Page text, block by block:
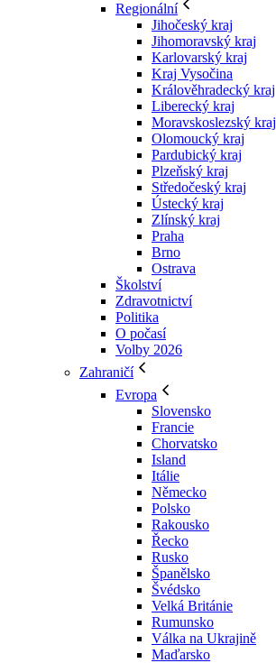
Regionální
Jihočeský kraj
Jihomoravský kraj
Karlovarský kraj
Kraj Vysočina
Králověhradecký kraj
Liberecký kraj
Moravskoslezský kraj
Olomoucký kraj
Pardubický kraj
Plzeňský kraj
Středočeský kraj
Ústecký kraj
Zlínský kraj
Praha
Brno
Ostrava
Školství
Zdravotnictví
Politika
O počasí
Volby 2026
Zahraničí
Evropa
Slovensko
Francie
Chorvatsko
Island
Itálie
Německo
Polsko
Rakousko
Řecko
Rusko
Španělsko
Švédsko
Velká Británie
Rumunsko
Válka na Ukrajině
Maďarsko